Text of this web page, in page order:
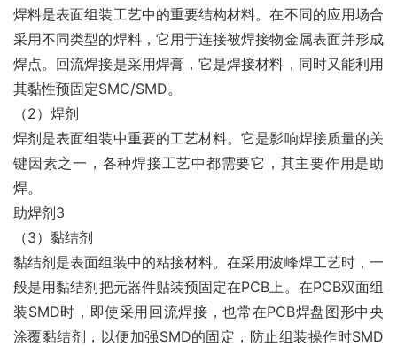
焊料是表面组装工艺中的重要结构材料。在不同的应用场合
采用不同类型的焊料，它用于连接被焊接物金属表面并形成
焊点。回流焊接是采用焊膏，它是焊接材料，同时又能利用
其黏性预固定SMC/SMD。
（2）焊剂
焊剂是表面组装中重要的工艺材料。它是影响焊接质量的关
键因素之一，各种焊接工艺中都需要它，其主要作用是助
焊。
助焊剂3
（3）黏结剂
黏结剂是表面组装中的粘接材料。在采用波峰焊工艺时，一
般是用黏结剂把元器件贴装预固定在PCB上。在PCB双面组
装SMD时，即使采用回流焊接，也常在PCB焊盘图形中央
涂覆黏结剂，以便加强SMD的固定，防止组装操作时SMD